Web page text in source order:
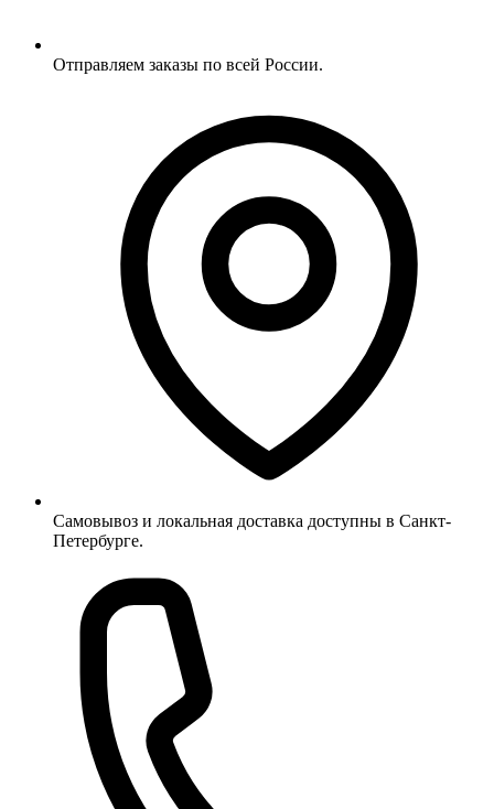
Отправляем заказы по всей России.
Самовывоз и локальная доставка доступны в Санкт-
Петербурге.